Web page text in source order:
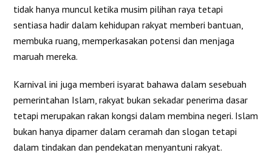
tidak hanya muncul ketika musim pilihan raya tetapi
sentiasa hadir dalam kehidupan rakyat memberi bantuan,
membuka ruang, memperkasakan potensi dan menjaga
maruah mereka.
Karnival ini juga memberi isyarat bahawa dalam sesebuah
pemerintahan Islam, rakyat bukan sekadar penerima dasar
tetapi merupakan rakan kongsi dalam membina negeri. Islam
bukan hanya dipamer dalam ceramah dan slogan tetapi
dalam tindakan dan pendekatan menyantuni rakyat.